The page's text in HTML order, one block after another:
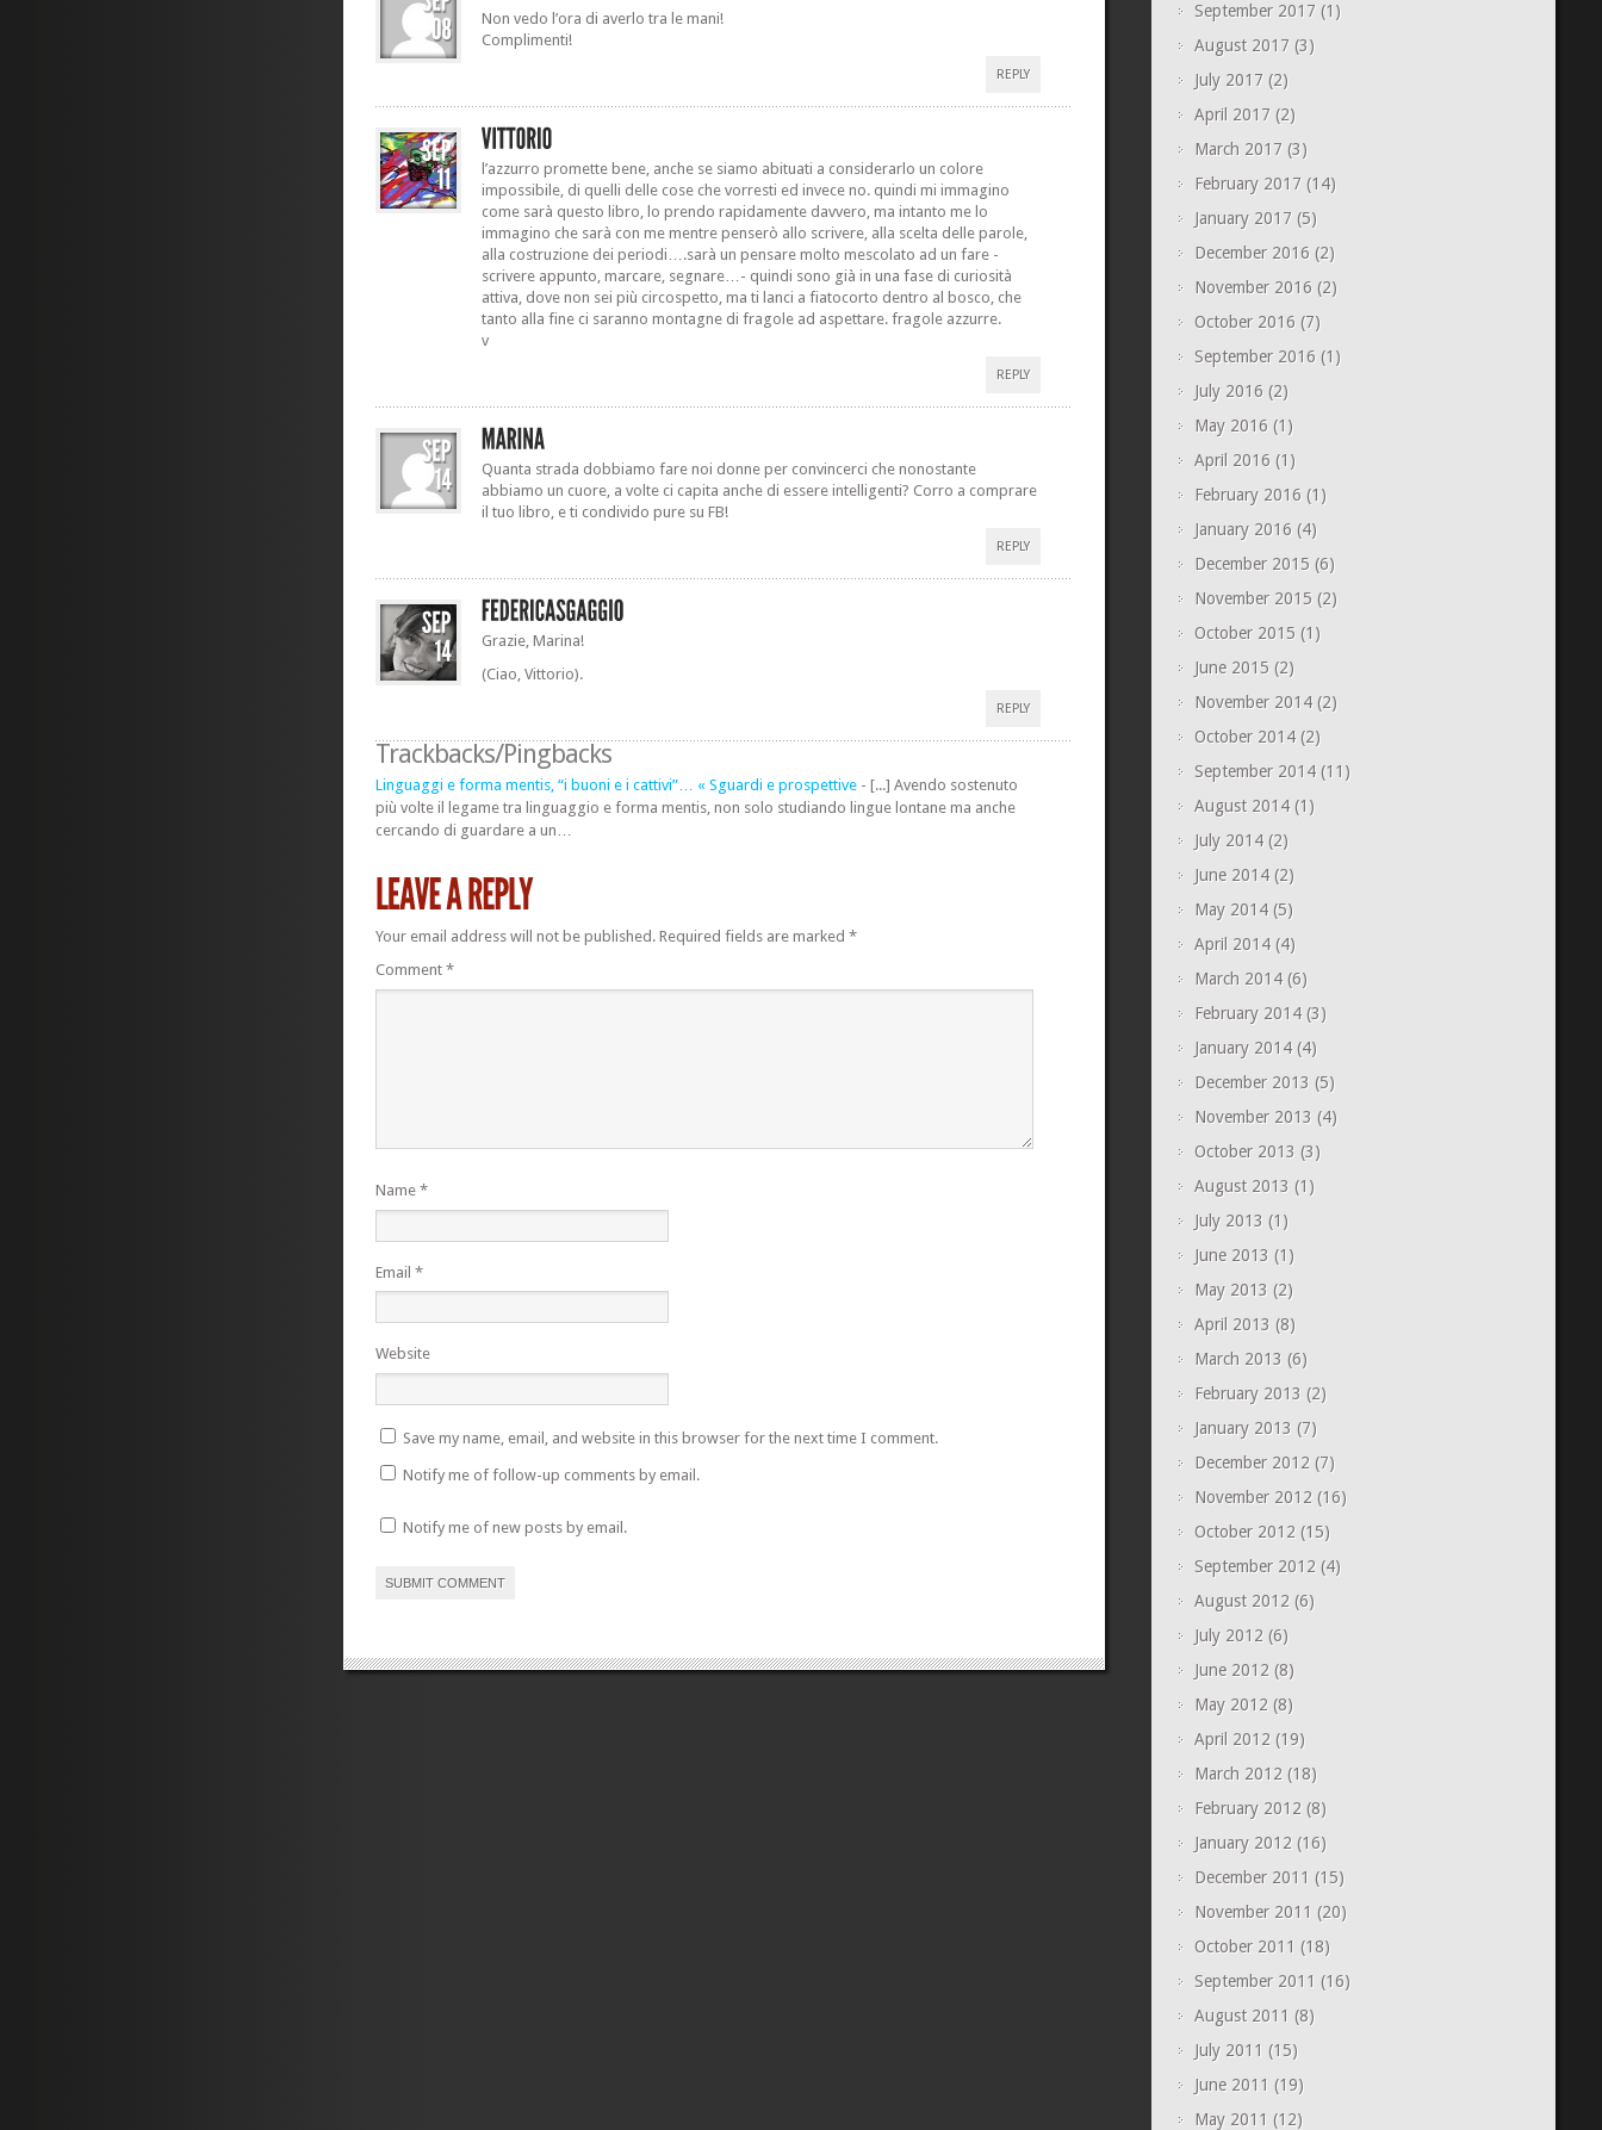
Non vedo l’ora di averlo tra le mani!
Complimenti!
REPLY
l’azzurro promette bene, anche se siamo abituati a considerarlo un colore
impossibile, di quelli delle cose che vorresti ed invece no. quindi mi immagino
come sarà questo libro, lo prendo rapidamente davvero, ma intanto me lo
immagino che sarà con me mentre penserò allo scrivere, alla scelta delle parole,
alla costruzione dei periodi….sarà un pensare molto mescolato ad un fare -
scrivere appunto, marcare, segnare…- quindi sono già in una fase di curiosità
attiva, dove non sei più circospetto, ma ti lanci a fiatocorto dentro al bosco, che
tanto alla fine ci saranno montagne di fragole ad aspettare. fragole azzurre.
v
REPLY
Quanta strada dobbiamo fare noi donne per convincerci che nonostante
abbiamo un cuore, a volte ci capita anche di essere intelligenti? Corro a comprare
il tuo libro, e ti condivido pure su FB!
REPLY
Grazie, Marina!
(Ciao, Vittorio).
REPLY
Trackbacks/Pingbacks
Linguaggi e forma mentis, “i buoni e i cattivi”… « Sguardi e prospettive- [...] Avendo sostenuto
più volte il legame tra linguaggio e forma mentis, non solo studiando lingue lontane ma anche
cercando di guardare a un…
Your email address will not be published. Required fields are marked *
Comment *
Name *
Email *
Website
Save my name, email, and website in this browser for the next time I comment.
Notify me of follow-up comments by email.
Notify me of new posts by email.
September 2017(1)
August 2017(3)
July 2017(2)
April 2017(2)
March 2017(3)
February 2017(14)
January 2017(5)
December 2016(2)
November 2016(2)
October 2016(7)
September 2016(1)
July 2016(2)
May 2016(1)
April 2016(1)
February 2016(1)
January 2016(4)
December 2015(6)
November 2015(2)
October 2015(1)
June 2015(2)
November 2014(2)
October 2014(2)
September 2014(11)
August 2014(1)
July 2014(2)
June 2014(2)
May 2014(5)
April 2014(4)
March 2014(6)
February 2014(3)
January 2014(4)
December 2013 (5)
November 2013 (4)
October 2013 (3)
August 2013 (1)
July 2013 (1)
June 2013 (1)
May 2013 (2)
April 2013 (8)
March 2013 (6)
February 2013 (2)
January 2013 (7)
December 2012(7)
November 2012(16)
October 2012(15)
September 2012(4)
August 2012(6)
July 2012(6)
June 2012(8)
May 2012(8)
April 2012(19)
March 2012(18)
February 2012(8)
January 2012(16)
December 2011 (15)
November 2011 (20)
October 2011 (18)
September 2011 (16)
August 2011 (8)
July 2011 (15)
June 2011 (19)
May 2011 (12)